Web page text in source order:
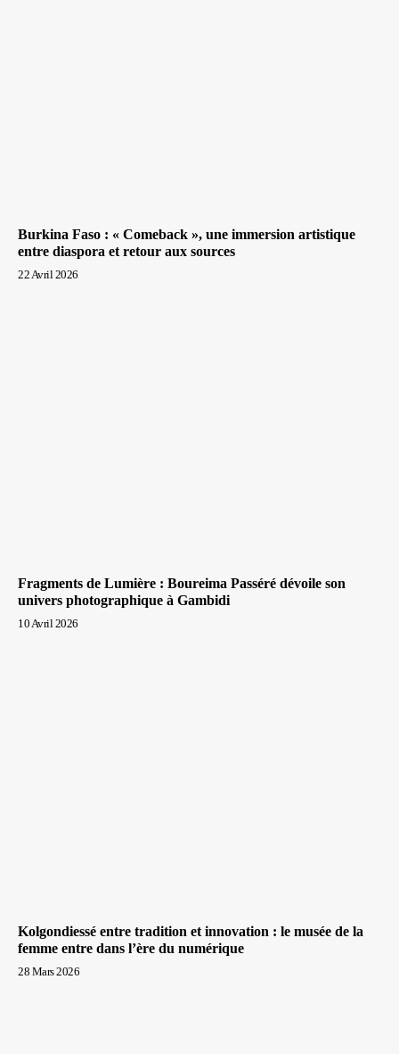
Burkina Faso : « Comeback », une immersion artistique
entre diaspora et retour aux sources
22 Avril 2026
Fragments de Lumière : Boureima Passéré dévoile son
univers photographique à Gambidi
10 Avril 2026
Kolgondiessé entre tradition et innovation : le musée de la
femme entre dans l’ère du numérique
28 Mars 2026